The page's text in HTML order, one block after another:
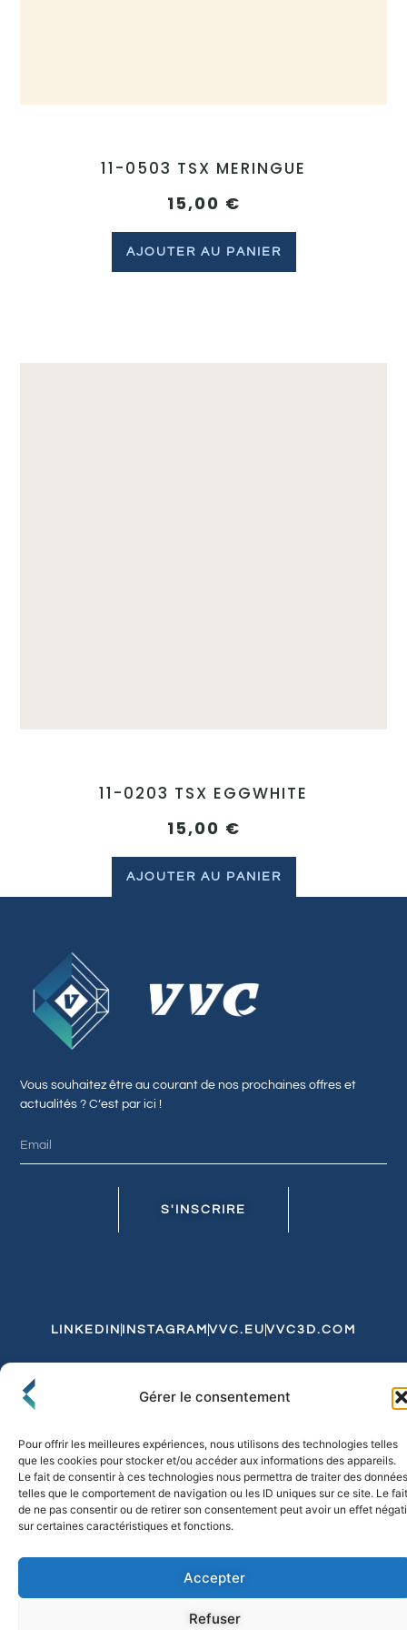
Gérer le consentement
Pour offrir les meilleures expériences, nous utilisons des technologies telles
que les cookies pour stocker et/ou accéder aux informations des appareils.
Le fait de consentir à ces technologies nous permettra de traiter des données
telles que le comportement de navigation ou les ID uniques sur ce site. Le fait
de ne pas consentir ou de retirer son consentement peut avoir un effet
sur certaines caractéristiques et fonctions.
Accepter
Refuser
11-0503 TSX MERINGUE
15,00 €
AJOUTER AU PANIER
11-0203 TSX EGGWHITE
15,00 €
AJOUTER AU PANIER
Vous souhaitez être au courant de nos prochaines offres et
actualités ? C’est par ici !
S'INSCRIRE
LINKEDIN INSTAGRAM VVC.EU VVC3D.COM
Politique de Confidentialité et de CookiesExpédition et Livraison
© 2026 FLO & CO. All Rights Reserved